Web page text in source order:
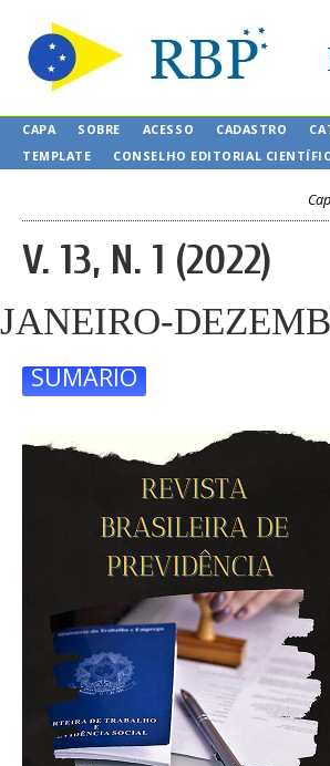
CAPA SOBRE ACESSO CADASTRO
TEMPLATE
CONSELHO EDITORIAL
V. 13, N. 1 (2022)
JANEIRO-
SUMÁRIO